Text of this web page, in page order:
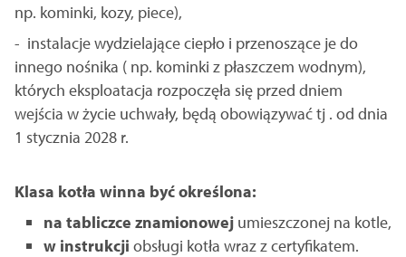
np. kominki, kozy, piece),
- instalacje wydzielające ciepło i przenoszące je do
innego nośnika ( np. kominki z płaszczem wodnym),
których eksploatacja rozpoczęła się przed dniem
wejścia w życie uchwały, będą obowiązywać tj . od dnia
1 stycznia 2028 r.
Klasa kotła winna być określona:
na tabliczce znamionowej umieszczonej na kotle,
w instrukcji obsługi kotła wraz z certyfikatem.